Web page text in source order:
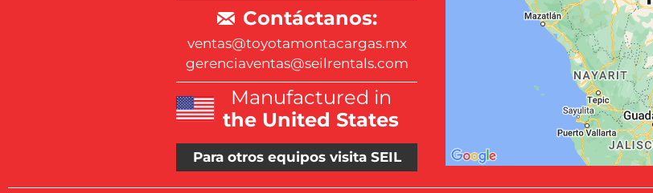
Contáctanos:
ventas@toyotamontacargas.mx
gerenciaventas@seilrentals.com
Manufactured in
the United States
Para otros equipos visita SEIL